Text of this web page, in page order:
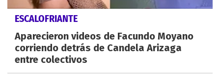
ESCALOFRIANTE
Aparecieron videos de Facundo Moyano
corriendo detrás de Candela Arizaga
entre colectivos